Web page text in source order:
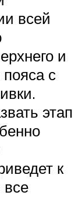
всей
и
пояса с
этап
к
все